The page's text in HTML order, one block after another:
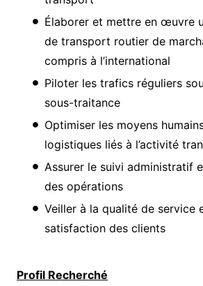
Élaborer et mettre en œuvre
de transport routier de
compris à l’international
Piloter les trafics réguliers
sous-traitance
Optimiser les moyens
logistiques liés à l’activité
Assurer le suivi administratif
des opérations
Veiller à la qualité de service
satisfaction des clients
Profil Recherché